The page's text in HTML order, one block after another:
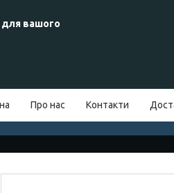
для вашого
Про нас Контакти